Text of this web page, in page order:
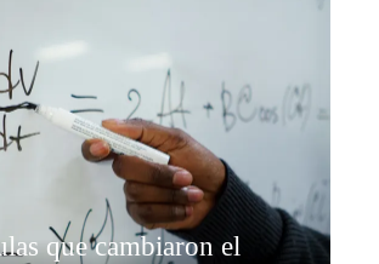
que cambiaron el